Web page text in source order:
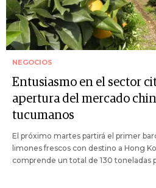
NEGOCIOS
Entusiasmo en el sector
apertura del mercado
tucumanos
El próximo martes partirá el primer
limones frescos con destino a Hong
comprende un total de 130 toneladas